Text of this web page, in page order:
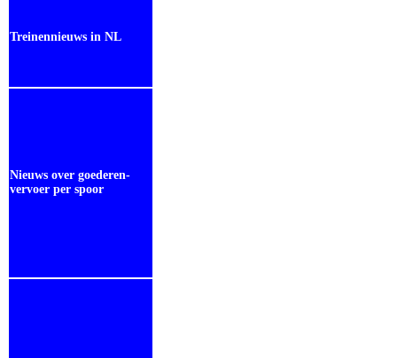
Treinennieuws in NL
Nieuws over goederen-
vervoer per spoor